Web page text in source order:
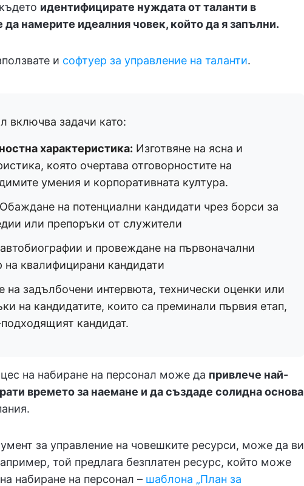
идентифицирате нуждата от таланти в
да намерите идеалния човек, който да я запълни.
и софтуер за управление на таланти.
включва задачи като:
характеристика: Изготвяне на ясна и
която очертава отговорностите на
умения и корпоративната култура.
Обаждане на потенциални кандидати чрез борси за
или препоръки от служители
и провеждане на първоначални
на квалифицирани кандидати
на задълбочени интервюта, технически оценки или
на кандидатите, които са преминали първия етап,
кандидат.
на набиране на персонал може да привлече най-
времето за наемане и да създаде солидна основа
за управление на човешките ресурси, може да ви
той предлага безплатен ресурс, който може
набиране на персонал – шаблона „План за